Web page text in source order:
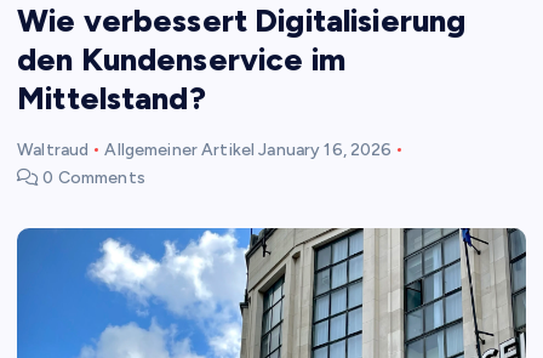
Wie verbessert Digitalisierung
den Kundenservice im
Mittelstand?
Waltraud Allgemeiner Artikel January 16, 2026
0 Comments